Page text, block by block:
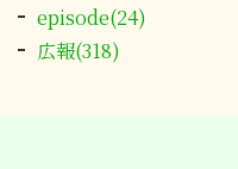
episode(24)
広報(318)